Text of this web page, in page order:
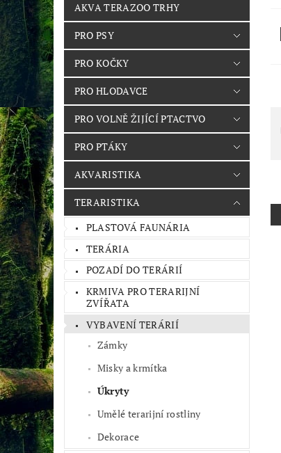
AKVA TERAZOO TRHY
PRO PSY
PRO KOČKY
PRO HLODAVCE
PRO VOLNĚ ŽIJÍCÍ PTACTVO
PRO PTÁKY
AKVARISTIKA
TERARISTIKA
PLASTOVÁ FAUNÁRIA
TERÁRIA
POZADÍ DO TERÁRIÍ
KRMIVA PRO TERARIJNÍ
ZVÍŘATA
VYBAVENÍ TERÁRIÍ
Zámky
Misky a krmítka
Úkryty
Umělé terarijní rostliny
Dekorace